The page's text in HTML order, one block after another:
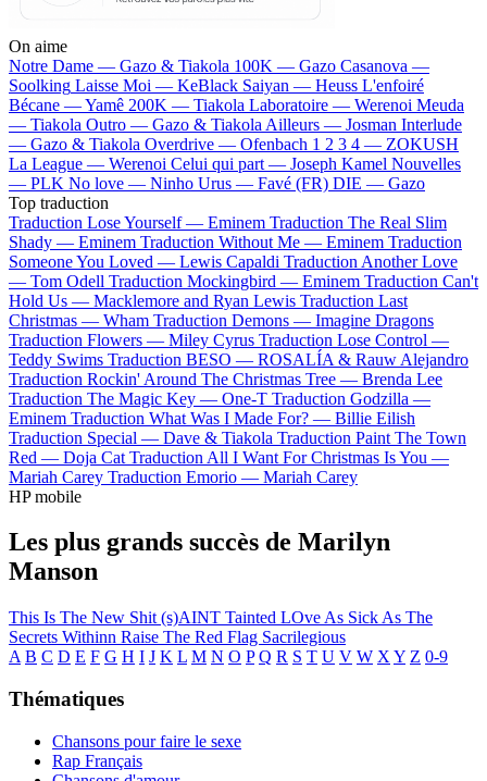
On aime
Notre Dame — Gazo & Tiakola 100K — Gazo Casanova —
Soolking Laisse Moi — KeBlack Saiyan — Heuss L'enfoiré
Bécane —Yamê 200K — Tiakola Laboratoire — Werenoi Meuda
— Tiakola Outro — Gazo & Tiakola Ailleurs — Josman Interlude
— Gazo & Tiakola Overdrive — Ofenbach 1 2 3 4 — ZOKUSH
La League — Werenoi Celui qui part — Joseph Kamel Nouvelles
— PLK No love — Ninho Urus — Favé (FR) DIE — Gazo
Top traduction
Traduction Lose Yourself — Eminem Traduction The Real Slim
Shady — Eminem Traduction Without Me — Eminem Traduction
Someone You Loved — Lewis Capaldi Traduction Another Love
— Tom Odell Traduction Mockingbird — Eminem Traduction Can't
Hold Us — Macklemore and Ryan Lewis Traduction Last
Christmas — Wham Traduction Demons — Imagine Dragons
Traduction Flowers — Miley Cyrus Traduction Lose Control —
Teddy Swims Traduction BESO — ROSALÍA & Rauw Alejandro
Traduction Rockin' Around The Christmas Tree — Brenda Lee
Traduction The Magic Key — One-T Traduction Godzilla —
Eminem Traduction What Was I Made For? — Billie Eilish
Traduction Special — Dave & Tiakola Traduction Paint The Town
Red — Doja Cat Traduction All I Want For Christmas Is You —
Mariah Carey Traduction Emorio — Mariah Carey
HP mobile
Les plus grands succès de Marilyn
Manson
This Is The New Shit (s)AINT Tainted LOve As Sick As The
Secrets Withinn Raise The Red Flag Sacrilegious
A B C D E F G H I J K L M N O P Q R S T U V W X Y Z 0-9
Thématiques
Chansons pour faire le sexe
Rap Français